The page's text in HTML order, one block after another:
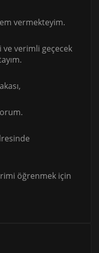
vermekteyim.
verimli geçecek
öğrenmek için